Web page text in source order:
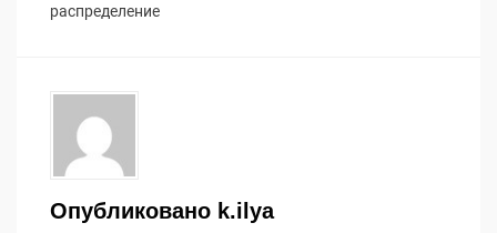
распределение
Опубликовано k.ilya